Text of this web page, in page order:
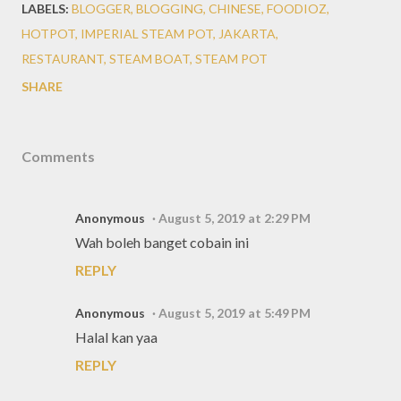
LABELS: BLOGGER BLOGGING CHINESE FOODIOZ
HOTPOT IMPERIAL STEAM POT JAKARTA
RESTAURANT STEAM BOAT STEAM POT
SHARE
Comments
Anonymous August 5, 2019 at 2:29 PM
Wah boleh banget cobain ini
REPLY
Anonymous August 5, 2019 at 5:49 PM
Halal kan yaa
REPLY